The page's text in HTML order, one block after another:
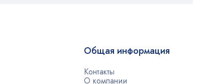
Общая информация
Контакты
О компании